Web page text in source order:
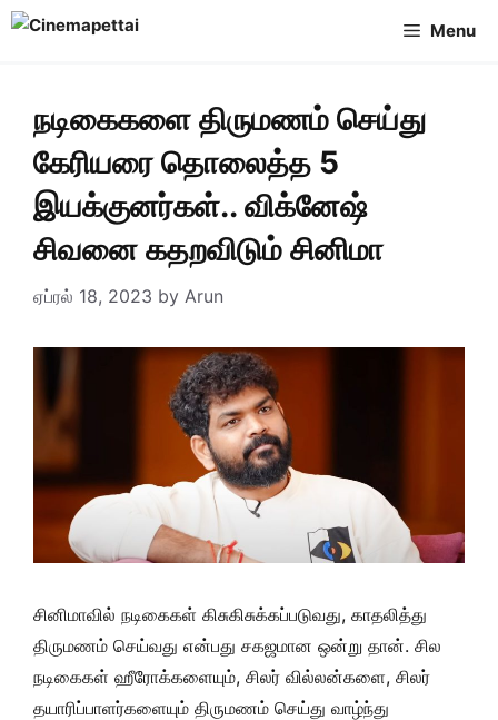
Skip
Menu
நடிகைகளை திருமணம் செய்து
கேரியரை தொலைத்த 5
இயக்குனர்கள்.. விக்னேஷ்
சிவனை கதறவிடும் சினிமா
ஏப்ரல் 18, 2023 by Arun
சினிமாவில் நடிகைகள் கிசுகிசுக்கப்படுவது, காதலித்து
திருமணம் செய்வது என்பது சகஜமான ஒன்று தான். சில
நடிகைகள் ஹீரோக்களையும், சிலர் வில்லன்களை, சிலர்
தயாரிப்பாளர்களையும் திருமணம் செய்து வாழ்ந்து